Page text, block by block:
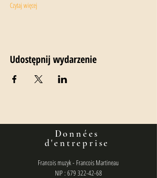
Czytaj więcej
Udostępnij wydarzenie
Données
d'entreprise
Francois muzyk - Francois Martineau
NIP : 679 322-42-68